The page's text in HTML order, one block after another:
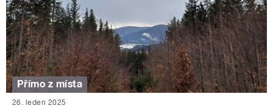
Přímo z místa
26. leden 2025